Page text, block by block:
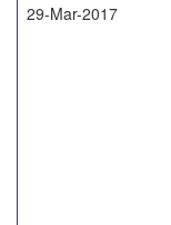
29-Mar-2017